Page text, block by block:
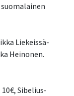
Liekeissä-
Heinonen.
Sibelius-